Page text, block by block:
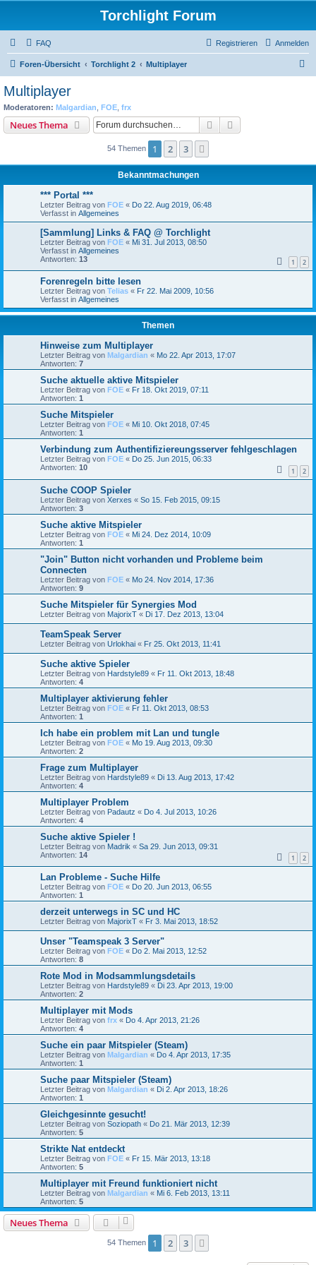
Torchlight Forum
FAQ Anmelden
Registrieren
Foren-Übersicht Torchlight 2 Multiplayer
Multiplayer
Moderatoren: Malgardian FOE frx
Neues Thema Suche
54 Themen 1 2 3
Bekanntmachungen
*** Portal ***
Letzter Beitrag von FOE « Do 22. Aug 2019, 06:48
Verfasst in Allgemeines
[Sammlung] Links & FAQ @ Torchlight
Letzter Beitrag von FOE « Mi 31. Jul 2013, 08:50
Verfasst in Allgemeines
Antworten: 13 1 2
Forenregeln bitte lesen
Letzter Beitrag von Telias « Fr 22. Mai 2009, 10:56
Verfasst in Allgemeines
Themen
Hinweise zum Multiplayer
Letzter Beitrag von Malgardian « Mo 22. Apr 2013, 17:07
Antworten: 7
Suche aktuelle aktive Mitspieler
Letzter Beitrag von FOE « Fr 18. Okt 2019, 07:11
Antworten: 1
Suche Mitspieler
Letzter Beitrag von FOE « Mi 10. Okt 2018, 07:45
Antworten: 1
Verbindung zum Authentifiziereungsserver fehlgeschlagen
Letzter Beitrag von FOE « Do 25. Jun 2015, 06:33
Antworten: 10 1 2
Suche COOP Spieler
Letzter Beitrag von Xerxes « So 15. Feb 2015, 09:15
Antworten: 3
Suche aktive Mitspieler
Letzter Beitrag von FOE « Mi 24. Dez 2014, 10:09
Antworten: 1
"Join" Button nicht vorhanden und Probleme beim
Connecten
Letzter Beitrag von FOE « Mo 24. Nov 2014, 17:36
Antworten: 9
Suche Mitspieler für Synergies Mod
Letzter Beitrag von MajorixT « Di 17. Dez 2013, 13:04
TeamSpeak Server
Letzter Beitrag von Urlokhai « Fr 25. Okt 2013, 11:41
Suche aktive Spieler
Letzter Beitrag von Hardstyle89 « Fr 11. Okt 2013, 18:48
Antworten: 4
Multiplayer aktivierung fehler
Letzter Beitrag von FOE « Fr 11. Okt 2013, 08:53
Antworten: 1
Ich habe ein problem mit Lan und tungle
Letzter Beitrag von FOE « Mo 19. Aug 2013, 09:30
Antworten: 2
Frage zum Multiplayer
Letzter Beitrag von Hardstyle89 « Di 13. Aug 2013, 17:42
Antworten: 4
Multiplayer Problem
Letzter Beitrag von Padautz « Do 4. Jul 2013, 10:26
Antworten: 4
Suche aktive Spieler !
Letzter Beitrag von Madrik « Sa 29. Jun 2013, 09:31
Antworten: 14 1 2
Lan Probleme - Suche Hilfe
Letzter Beitrag von FOE « Do 20. Jun 2013, 06:55
Antworten: 1
derzeit unterwegs in SC und HC
Letzter Beitrag von MajorixT « Fr 3. Mai 2013, 18:52
Unser "Teamspeak 3 Server"
Letzter Beitrag von FOE « Do 2. Mai 2013, 12:52
Antworten: 8
Rote Mod in Modsammlungsdetails
Letzter Beitrag von Hardstyle89 « Di 23. Apr 2013, 19:00
Antworten: 2
Multiplayer mit Mods
Letzter Beitrag von frx « Do 4. Apr 2013, 21:26
Antworten: 4
Suche ein paar Mitspieler (Steam)
Letzter Beitrag von Malgardian « Do 4. Apr 2013, 17:35
Antworten: 1
Suche paar Mitspieler (Steam)
Letzter Beitrag von Malgardian « Di 2. Apr 2013, 18:26
Antworten: 1
Gleichgesinnte gesucht!
Letzter Beitrag von Soziopath « Do 21. Mär 2013, 12:39
Antworten: 5
Strikte Nat entdeckt
Letzter Beitrag von FOE « Fr 15. Mär 2013, 13:18
Antworten: 5
Multiplayer mit Freund funktioniert nicht
Letzter Beitrag von Malgardian « Mi 6. Feb 2013, 13:11
Antworten: 5
Neues Thema
54 Themen 1 2 3